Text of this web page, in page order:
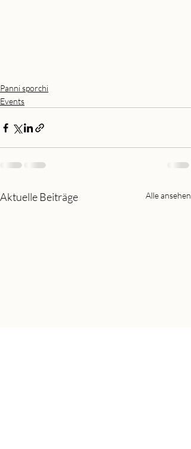
Panni sporchi
Events
Aktuelle Beiträge Alle ansehen